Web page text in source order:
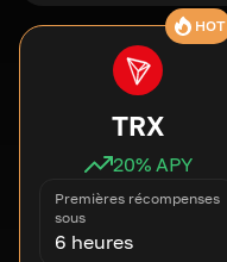
HOT
TRX
20% APY
Premières récompenses
sous
6 heures